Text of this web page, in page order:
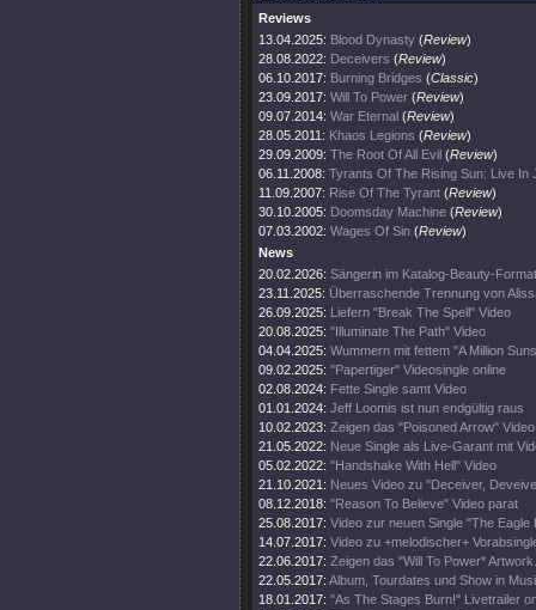
Reviews
13.04.2025: Blood Dynasty (Review)
28.08.2022: Deceivers (Review)
06.10.2017: Burning Bridges (Classic)
23.09.2017: Will To Power (Review)
09.07.2014: War Eternal (Review)
28.05.2011: Khaos Legions (Review)
29.09.2009: The Root Of All Evil (Review)
06.11.2008: Tyrants Of The Rising Sun: Live In
11.09.2007: Rise Of The Tyrant (Review)
30.10.2005: Doomsday Machine (Review)
07.03.2002: Wages Of Sin (Review)
News
20.02.2026: Sängerin im Katalog-Beauty-
23.11.2025: Überraschende Trennung von
26.09.2025: Liefern "Break The Spell" Video
20.08.2025: "Illuminate The Path" Video
04.04.2025: Wummern mit fettem "A Million
09.02.2025: "Papertiger" Videosingle online
02.08.2024: Fette Single samt Video
01.01.2024: Jeff Loomis ist nun endgültig raus
10.02.2023: Zeigen das "Poisoned Arrow" Video
21.05.2022: Neue Single als Live-Garant mit
05.02.2022: "Handshake With Hell" Video
21.10.2021: Neues Video zu "Deceiver,
08.12.2018: "Reason To Believe" Video parat
25.08.2017: Video zur neuen Single "The Eagle
14.07.2017: Video zu +melodischer+
22.06.2017: Zeigen das "Will To Power* Artwork.
22.05.2017: Album, Tourdates und Show in
18.01.2017: "As The Stages Burn!" Livetrailer